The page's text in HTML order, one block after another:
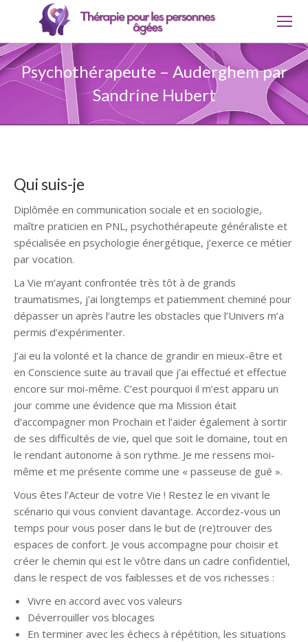
Psychothérapeute – Auderghem par
Sandrine Hubert
Qui suis-je
Diplômée en communication sociale et en sociologie,
maître praticien en PNL, psychothérapeute généraliste et
spécialisée en psychologie énergétique, j’exerce ce métier
par vocation.
La Vie m’ayant confrontée très tôt à de grands
traumatismes, j’ai longtemps et patiemment cheminé pour
dépasser un après l’autre les obstacles que l’Univers m’a
permis d’expérimenter.
J’ai eu la volonté et la chance de grandir en mieux-être et
en Conscience suite au travail que j’ai effectué et effectue
encore sur moi-même. C’est pourquoi il m’est apparu un
jour comme une évidence que ma Mission était
d’accompagner mon Prochain et l’aider également à sortir
de ses difficultés de vie, quel que soit le domaine, tout en
le rendant autonome à son rythme. Je me ressens moi-
même et me présente comme une « passeuse de gué ».
Vous êtes l’Acteur de votre Vie ! Restez le en vivant le
scénario qui vous convient davantage. Accordez-vous un
temps pour vous poser dans le but de (re)trouver des
espaces de confort. Je vous accompagne pour choisir et
créer le chemin qui est le vôtre dans un cadre confidentiel,
dans le respect de vos faiblesses et de vos richesses :
Vivre en accord avec vos valeurs
Déverrouiller vos blocages
En terminer avec les échecs à répétition, les situations